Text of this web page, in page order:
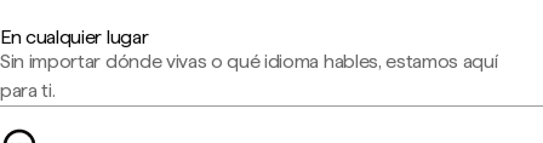
En cualquier lugar
Sin importar dónde vivas o qué idioma hables, estamos aquí
para ti.